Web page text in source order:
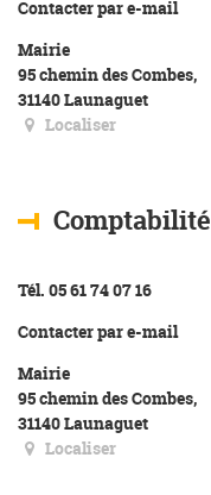
Contacter par e-mail
Mairie
95 chemin des Combes,
31140 Launaguet
Localiser
Comptabilité
Tél. 05 61 74 07 16
Contacter par e-mail
Mairie
95 chemin des Combes,
31140 Launaguet
Localiser